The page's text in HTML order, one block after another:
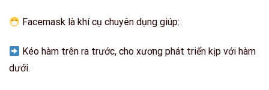
Facemask là khí cụ chuyên dụng giúp:
Kéo hàm trên ra trước, cho xương phát triển kịp với hàm
dưới.